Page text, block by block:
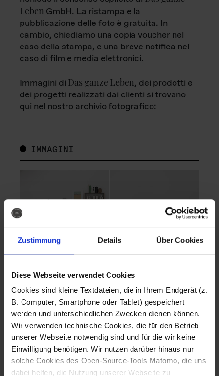
Zustimmung Details Über Cookies
Diese Webseite verwendet Cookies
Cookies sind kleine Textdateien, die in Ihrem Endgerät (z.
B. Computer, Smartphone oder Tablet) gespeichert
werden und unterschiedlichen Zwecken dienen können.
Wir verwenden technische Cookies, die für den Betrieb
unserer Webseite notwendig sind und für die wir keine
Einwilligung benötigen. Wir nutzen darüber hinaus nur
solche Cookies des Open-Source-Tools Matomo, die uns
dabei helfen, die Nutzung unserer Webseite zu
Leben GmbH. La ristampa e la
pubblicazione delle foto è gratuita. In
cambio, chiediamo una copia voucher nel
caso della stampa, e una breve notifica nel
caso di film e media elettronici.
Immagini di Das ganze Leben, dei prodotti e
dei progetti realizzati dai clienti si trovano
qui nel nostro archivio fotografico:
IMMAGINI
Fotografo: Lorenz
Sternbach
Download
Fotografo: Lorenz
Sternbach
Download